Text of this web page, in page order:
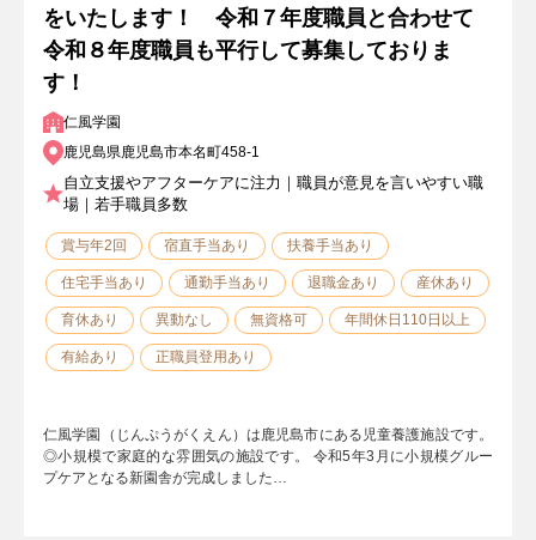
をいたします！ 令和７年度職員と合わせて
令和８年度職員も平行して募集しておりま
す！
仁風学園
鹿児島県鹿児島市本名町458-1
自立支援やアフターケアに注力｜職員が意見を言いやすい職
場｜若手職員多数
賞与年2回 宿直手当あり 扶養手当あり
住宅手当あり 通勤手当あり 退職金あり 産休あり
育休あり 異動なし 無資格可 年間休日110日以上
有給あり 正職員登用あり
仁風学園（じんぷうがくえん）は鹿児島市にある児童養護施設です。
◎小規模で家庭的な雰囲気の施設です。 令和5年3月に小規模グルー
プケアとなる新園舎が完成しました…